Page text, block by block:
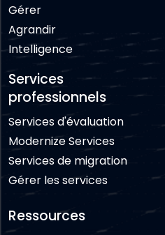
Gérer
Agrandir
Intelligence
Services
professionnels
Services d'évaluation
Modernize Services
Services de migration
Gérer les services
Ressources